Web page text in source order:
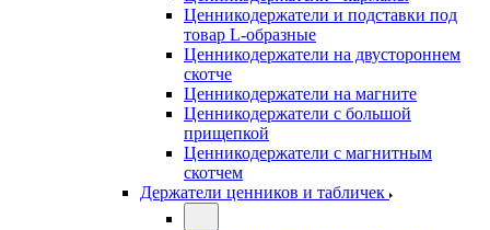
Ценникодержатели и подставки под
товар L-образные
Ценникодержатели на двустороннем
скотче
Ценникодержатели на магните
Ценникодержатели с большой
прищепкой
Ценникодержатели с магнитным
скотчем
Держатели ценников и табличек